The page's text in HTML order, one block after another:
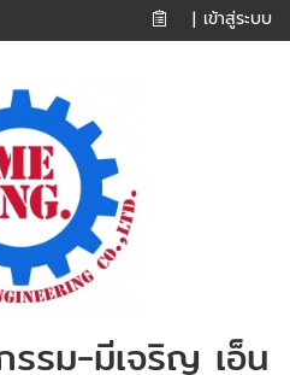
| เข้าสู่ระบบ
รรม-มีเจริญ เอ็น